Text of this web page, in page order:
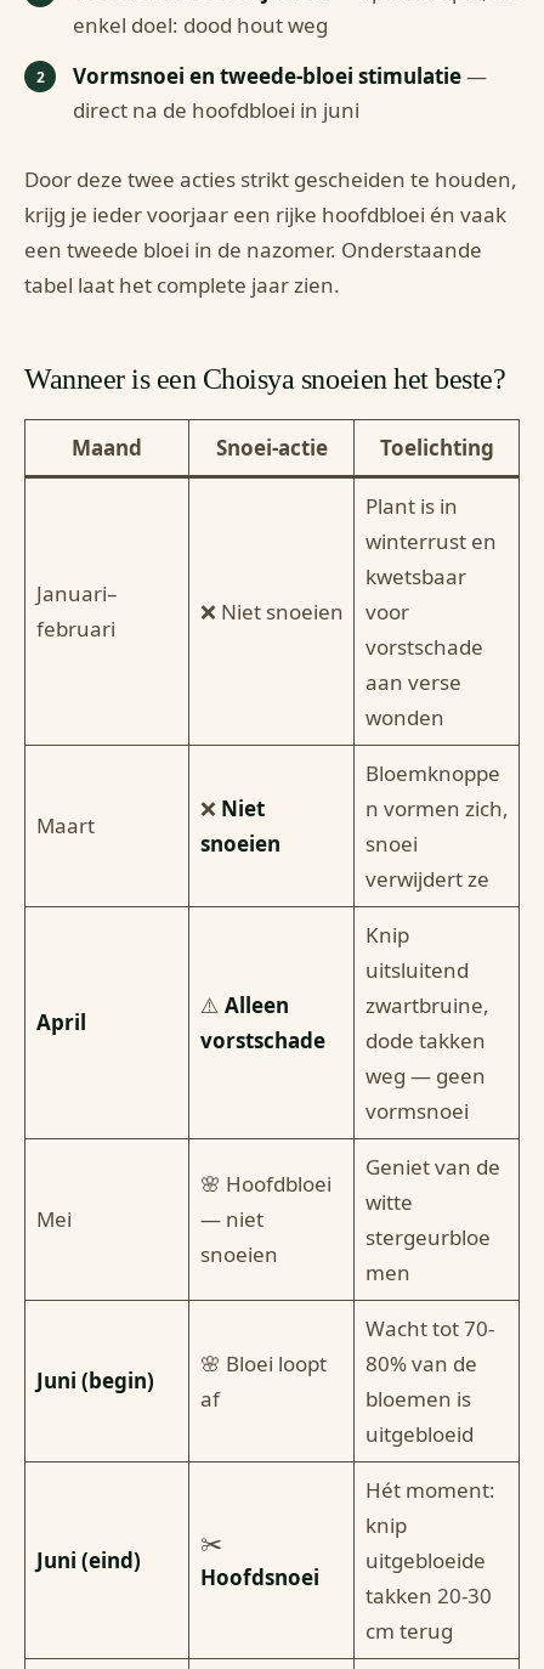
enkel doel: dood hout weg
Vormsnoei en tweede-bloei stimulatie—
direct na de hoofdbloei in juni
Door deze twee acties strikt gescheiden te houden,
krijg je ieder voorjaar een rijke hoofdbloei én vaak
een tweede bloei in de nazomer. Onderstaande
tabel laat het complete jaar zien.
Wanneer is een Choisya snoeien het beste?
Maand Snoei-actie Toelichting
Januari–
februari
❌ Niet snoeien
Plant is in
winterrust en
kwetsbaar
voor
vorstschade
aan verse
wonden
Maart
❌ Niet
snoeien
Bloemknoppe
n vormen zich,
snoei
verwijdert ze
April
⚠️ Alleen
vorstschade
Knip
uitsluitend
zwartbruine,
dode takken
weg — geen
vormsnoei
Mei
🌸 Hoofdbloei
— niet
snoeien
Geniet van de
witte
stergeurbloe
men
Juni (begin)
🌸 Bloei loopt
af
Wacht tot 70-
80% van de
bloemen is
uitgebloeid
Juni (eind)
✂️
Hoofdsnoei
Hét moment:
knip
uitgebloeide
takken 20-30
cm terug